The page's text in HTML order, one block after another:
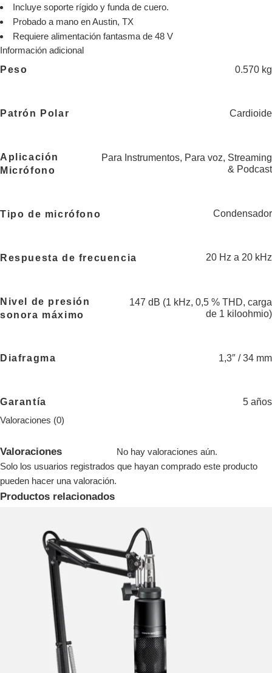
Incluye soporte rígido y funda de cuero.
Probado a mano en Austin, TX
Requiere alimentación fantasma de 48 V
Información adicional
Peso 0.570 kg
Patrón Polar Cardioide
Aplicación
Micrófono
Para Instrumentos, Para voz, Streaming
& Podcast
Tipo de micrófono Condensador
Respuesta de frecuencia 20 Hz a 20 kHz
Nivel de presión
sonora máximo
147 dB (1 kHz, 0,5 % THD, carga
de 1 kiloohmio)
Diafragma 1,3″ / 34 mm
Garantía 5 años
Valoraciones (0)
Valoraciones
No hay valoraciones aún.
Solo los usuarios registrados que hayan comprado este producto
pueden hacer una valoración.
Productos relacionados